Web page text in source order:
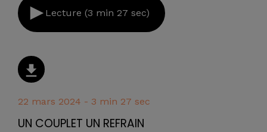
Lecture (3 min 27 sec)
22 mars 2024 - 3 min 27 sec
UN COUPLET UN REFRAIN